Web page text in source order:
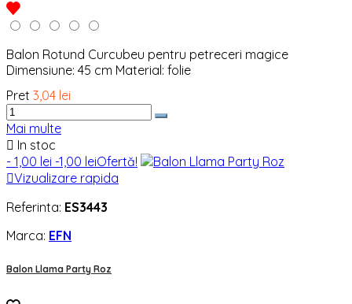
Balon Rotund Curcubeu pentru petreceri magice
Dimensiune: 45 cm Material: folie
Pret 3,04 lei
Mai multe
 In stoc
- 1,00 lei -1,00 leiOfertă!
Vizualizare rapida
Referinta: ES3443
Marca: EFN
Balon Llama Party Roz